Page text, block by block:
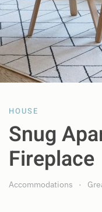
HOUSE
Snug
Fireplace
Accommodations